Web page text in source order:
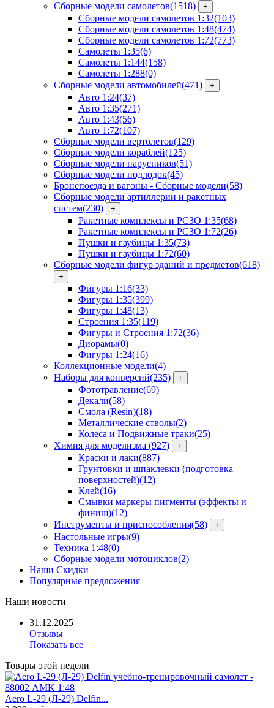
Сборные модели самолетов(1518) +
Сборные модели самолетов 1:32(103)
Сборные модели самолетов 1:48(474)
Сборные модели самолетов 1:72(773)
Самолеты 1:35(6)
Самолеты 1:144(158)
Самолеты 1:288(0)
Сборные модели автомобилей(471) +
Авто 1:24(37)
Авто 1:35(271)
Авто 1:43(56)
Авто 1:72(107)
Сборные модели вертолетов(129)
Сборные модели кораблей(125)
Сборные модели парусников(51)
Сборные модели подлодок(45)
Бронепоезда и вагоны - Сборные модели(58)
Сборные модели артиллерии и ракетных
систем(230) +
Ракетные комплексы и РСЗО 1:35(68)
Ракетные комплексы и РСЗО 1:72(26)
Пушки и гаубицы 1:35(73)
Пушки и гаубицы 1:72(60)
Сборные модели фигур зданий и предметов(618)
+
Фигуры 1:16(33)
Фигуры 1:35(399)
Фигуры 1:48(13)
Строения 1:35(119)
Фигуры и Строения 1:72(36)
Диорамы(0)
Фигуры 1:24(16)
Коллекционные модели(4)
Наборы для конверсий(235) +
Фототравление(69)
Декали(58)
Смола (Resin)(18)
Металлические стволы(2)
Колеса и Подвижные траки(25)
Химия для моделизма (927) +
Краски и лаки(887)
Грунтовки и шпаклевки (подготовка
поверхностей)(12)
Клей(16)
Смывки маркеры пигменты (эффекты и
финиш)(12)
Инструменты и приспособления(58) +
Настольные игры(9)
Техника 1:48(0)
Сборные модели мотоциклов(2)
Наши Скидки
Популярные предложения
Наши новости
31.12.2025
Отзывы
Показать все
Товары этой недели
Aero L-29 (Л-29) Delfin...